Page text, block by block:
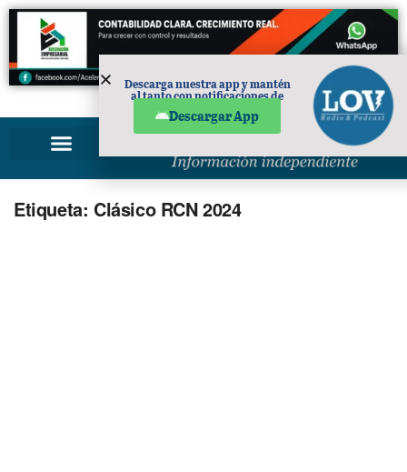
PUBLICIDAD
Etiqueta: Clásico RCN 2024
Descarga nuestra app y mantén
al tanto con notificaciones de
Descargar App